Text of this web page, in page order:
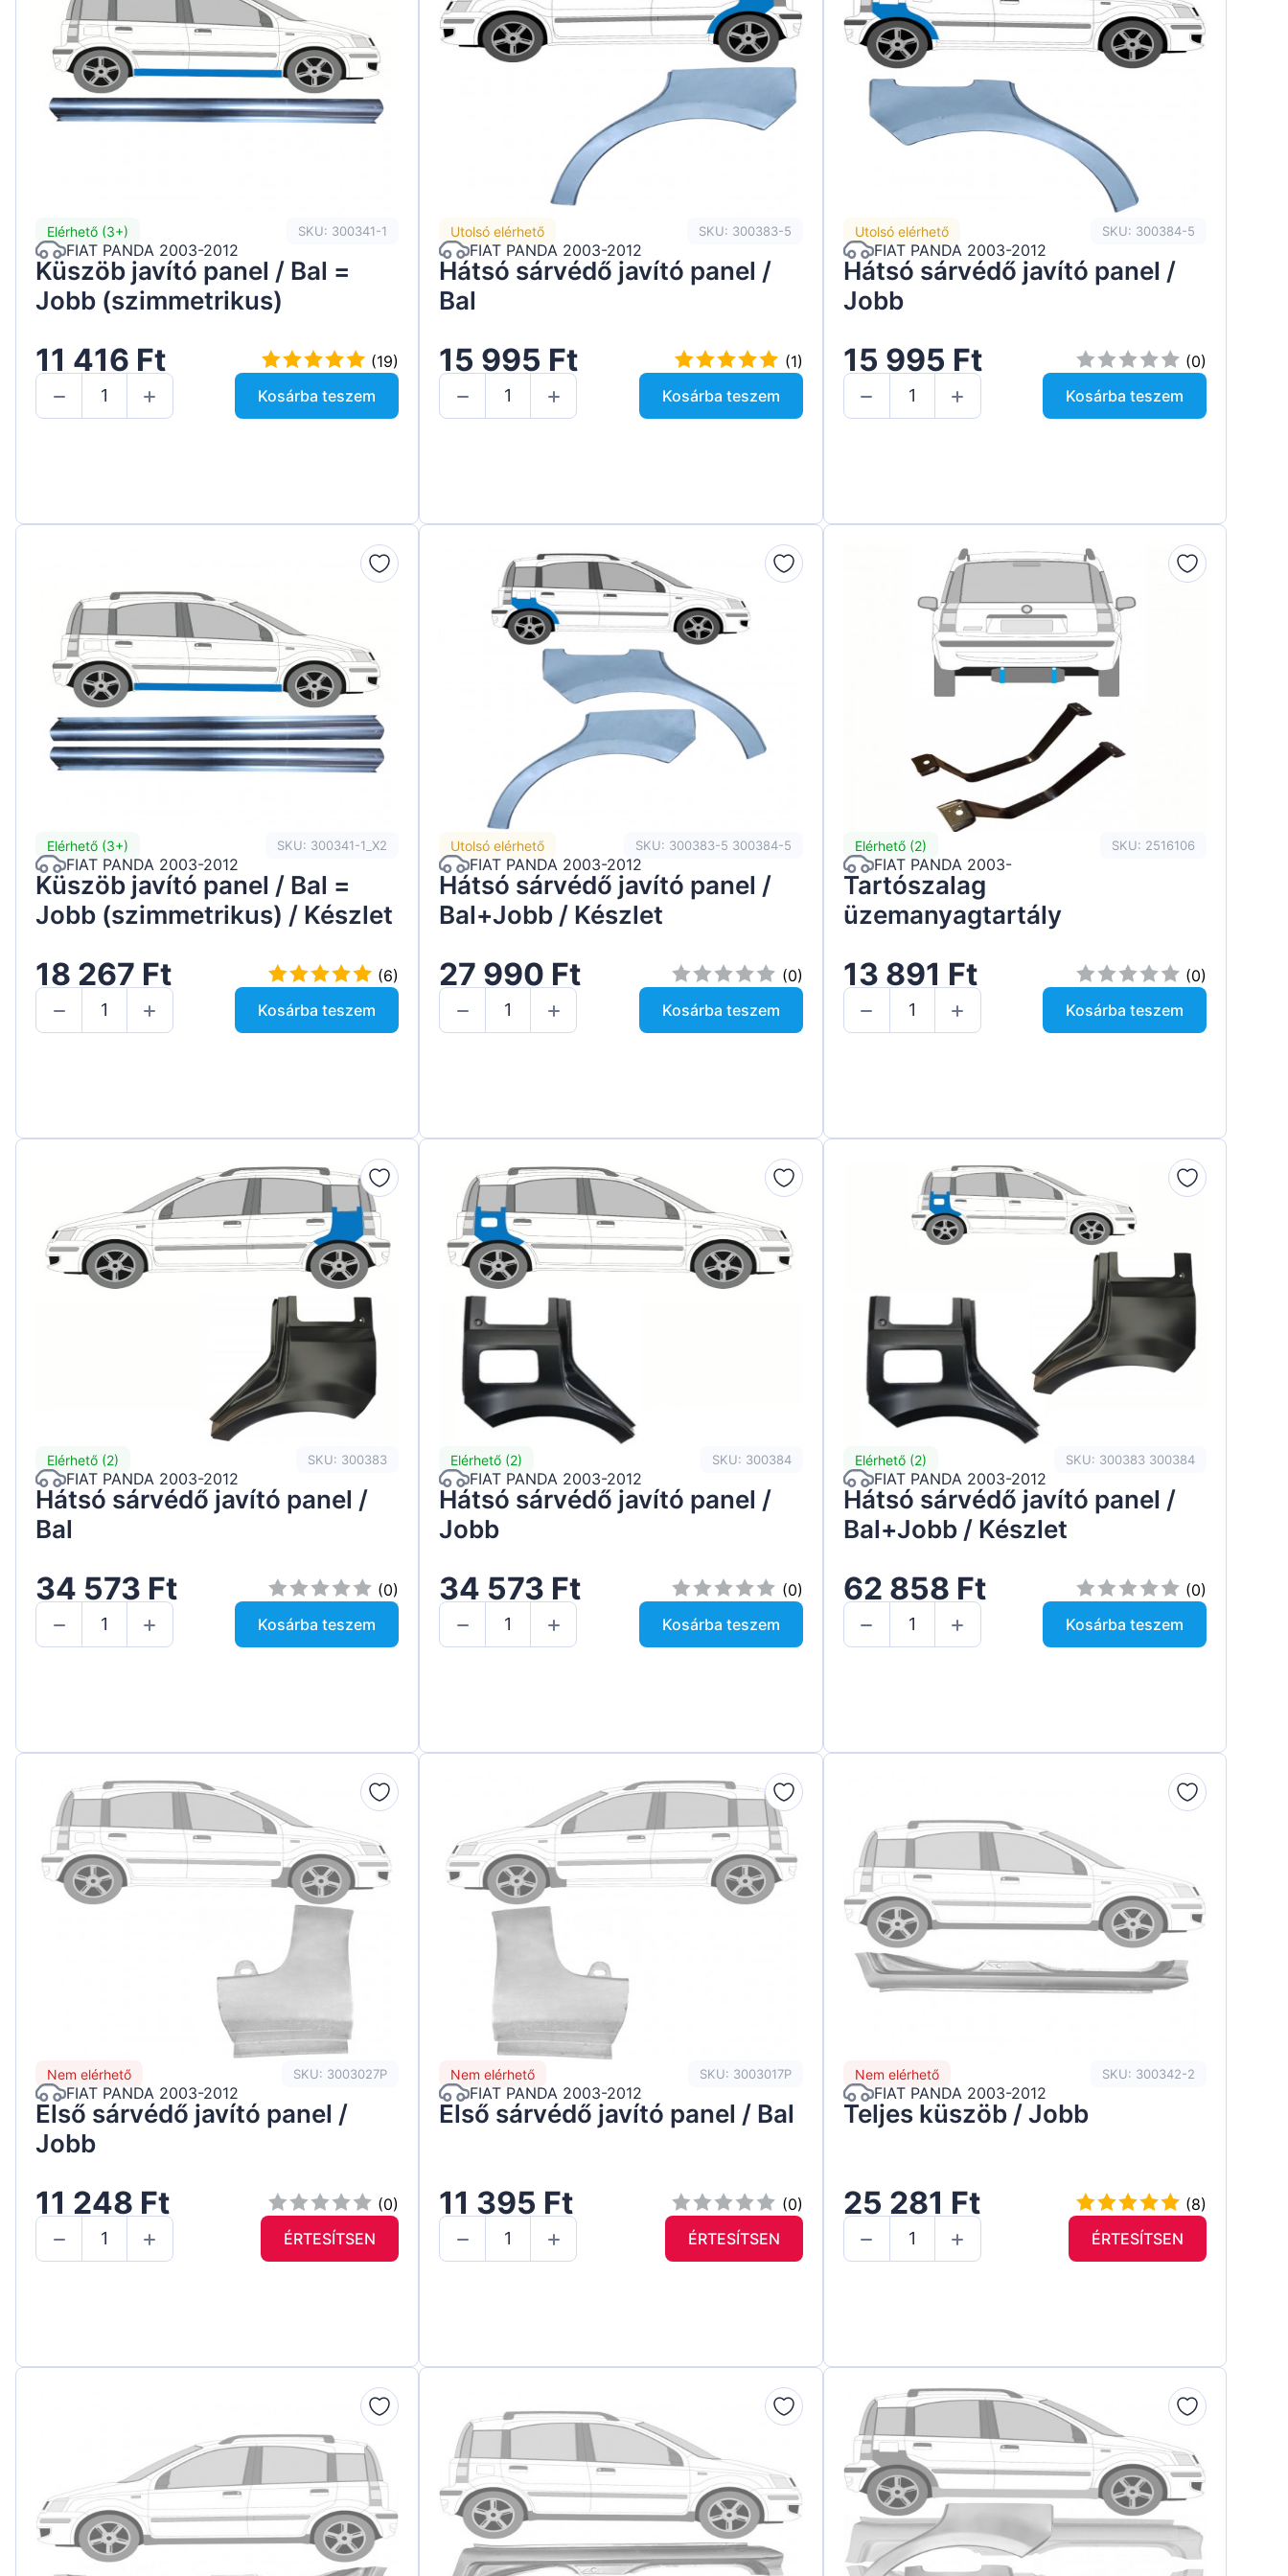
Peugeot
Renault
Seat
Volkswagen
Elérhető (3+) SKU: 300341-1
FIAT PANDA 2003-2012
Küszöb javító panel / Bal =
Jobb (szimmetrikus)
11 416 Ft
(19)
Kosárba teszem
Utolsó elérhető SKU: 300383-5
FIAT PANDA 2003-2012
Hátsó sárvédő javító panel /
Bal
15 995 Ft
(1)
Kosárba teszem
Utolsó elérhető SKU: 300384-5
FIAT PANDA 2003-2012
Hátsó sárvédő javító panel /
Jobb
15 995 Ft
(0)
Kosárba teszem
Elérhető (3+) SKU: 300341-1_X2
FIAT PANDA 2003-2012
Küszöb javító panel / Bal =
Jobb (szimmetrikus) / Készlet
18 267 Ft
(6)
Kosárba teszem
Utolsó elérhető SKU: 300383-5 300384-5
FIAT PANDA 2003-2012
Hátsó sárvédő javító panel /
Bal+Jobb / Készlet
27 990 Ft
(0)
Kosárba teszem
Elérhető (2) SKU: 2516106
FIAT PANDA 2003-
Tartószalag
üzemanyagtartály
13 891 Ft
(0)
Kosárba teszem
Elérhető (2) SKU: 300383
FIAT PANDA 2003-2012
Hátsó sárvédő javító panel /
Bal
34 573 Ft
(0)
Kosárba teszem
Elérhető (2) SKU: 300384
FIAT PANDA 2003-2012
Hátsó sárvédő javító panel /
Jobb
34 573 Ft
(0)
Kosárba teszem
Elérhető (2) SKU: 300383 300384
FIAT PANDA 2003-2012
Hátsó sárvédő javító panel /
Bal+Jobb / Készlet
62 858 Ft
(0)
Kosárba teszem
Nem elérhető SKU: 3003027P
FIAT PANDA 2003-2012
Első sárvédő javító panel /
Jobb
11 248 Ft
(0)
ÉRTESÍTSEN
Nem elérhető SKU: 3003017P
FIAT PANDA 2003-2012
Első sárvédő javító panel / Bal
11 395 Ft
(0)
ÉRTESÍTSEN
Nem elérhető SKU: 300342-2
FIAT PANDA 2003-2012
Teljes küszöb / Jobb
25 281 Ft
(8)
ÉRTESÍTSEN